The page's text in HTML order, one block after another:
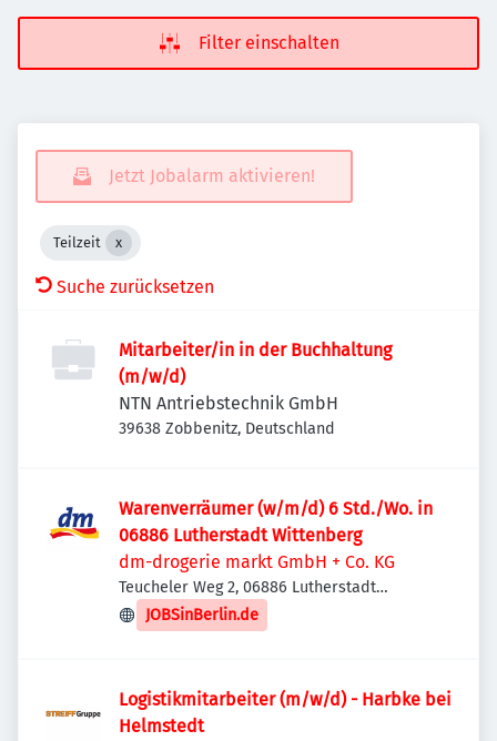
Filter einschalten
Jetzt Jobalarm aktivieren!
Teilzeit
Suche zurücksetzen
Mitarbeiter/in in der Buchhaltung
(m/w/d)
NTN Antriebstechnik GmbH
39638 Zobbenitz, Deutschland
Warenverräumer (w/m/d) 6 Std./Wo. in
06886 Lutherstadt Wittenberg
dm-drogerie markt GmbH + Co. KG
Teucheler Weg 2, 06886 Lutherstadt
Wittenberg, Deutschland
JOBSinBerlin.de
Logistikmitarbeiter (m/w/d) - Harbke bei
Helmstedt